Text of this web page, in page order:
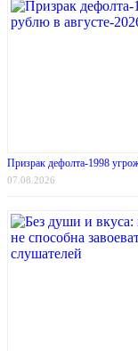
Призрак дефолта-1998
07.08.2026